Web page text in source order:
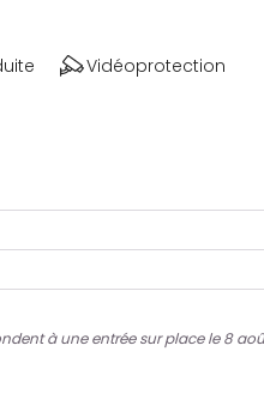
Vidéoprotection
à une entrée sur place le 8